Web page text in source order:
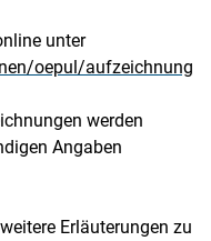
unter
oepul/aufzeichnung
werden
Angaben
Erläuterungen zu